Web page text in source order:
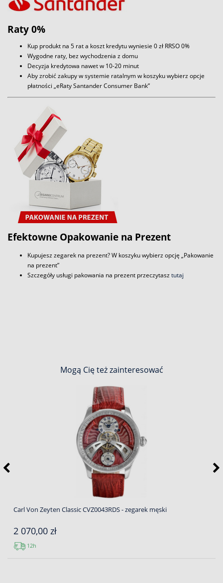
Raty 0%
Kup produkt na 5 rat a koszt kredytu wyniesie 0 zł RRSO 0%
Wygodne raty, bez wychodzenia z domu
Decyzja kredytowa nawet w 10-20 minut
Aby zrobić zakupy w systemie ratalnym w koszyku wybierz opcje
płatności „eRaty Santander Consumer Bank”
Efektowne Opakowanie na Prezent
Kupujesz zegarek na prezent? W koszyku wybierz opcję „Pakowanie
na prezent”
Szczegóły usługi pakowania na prezent przeczytasztutaj
Mogą Cię też zainteresować
Carl Von Zeyten Classic CVZ0043RDS - zegarek męski
2 070,00 zł
12h